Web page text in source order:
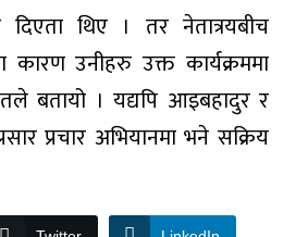
थिए । तर नेतात्रयबीच
उनीहरु उक्त कार्यक्रममा
बतायो । यद्यपि आइबहादुर र
प्रचार अभियानमा भने सक्रिय